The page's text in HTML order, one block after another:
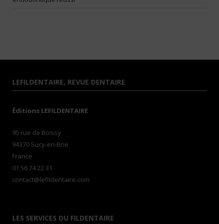
LEFILDENTAIRE, REVUE DENTAIRE
Éditions LEFILDENTAIRE
95 rue de Boissy
94370 Sucy-en-Brie
France
01 56 74 22 31
contact@lefildentaire.com
LES SERVICES DU FILDENTAIRE